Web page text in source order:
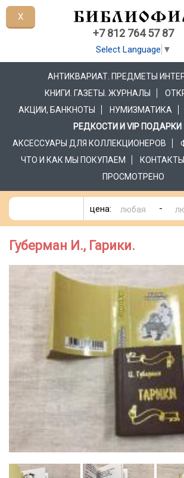
+7 812 764 57 87
Select Language ▼
АНТИКВАРИАТ. ПРЕДМЕТЫ
КНИГИ. ГАЗЕТЫ. ЖУРНАЛЫ
АКЦИИ, БАНКНОТЫ
НУМИЗМАТИКА
РЕДКОСТИ И VIP ПОДАРКИ
АКСЕССУАРЫ ДЛЯ КОЛЛЕКЦИОНЕРОВ
ЧТО И КАК МЫ ПОКУПАЕМ
КОНТАКТЫ
ПРОСМОТРЕНО
цена: -
Губерман И., Гарики.
X